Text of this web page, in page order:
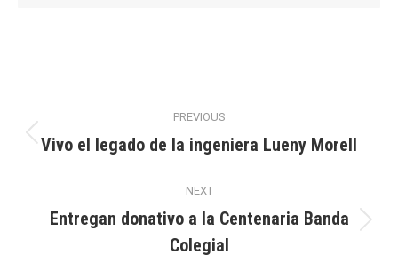
navigation
PREVIOUS
Previous
Vivo el legado de la ingeniera Lueny Morell
NEXT
Next
post:
Entregan donativo a la Centenaria Banda
Colegial